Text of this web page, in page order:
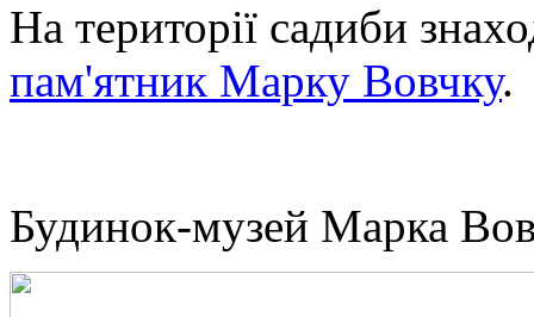
На території садиби
пам'ятник Марку Вовчку.
Будинок-музей Марка